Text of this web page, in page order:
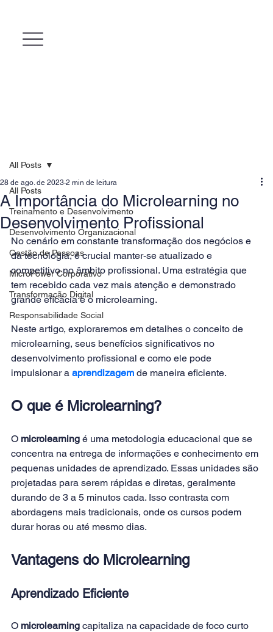
All Posts
Treinamento e Desenvolvimento
Desenvolvimento Organizacional
Gestão de Pessoas
MicroPower Corporativo
Transformação Digital
Responsabilidade Social
All Posts
A Importância do Microlearning no
Desenvolvimento Profissional
28 de ago. de 2023 2 min de leitura
No cenário em constante transformação dos negócios e
da tecnologia, é crucial manter-se atualizado e
competitivo no âmbito profissional. Uma estratégia que
tem recebido cada vez mais atenção e demonstrado
grande eficácia é o microlearning.
Neste artigo, exploraremos em detalhes o conceito de
microlearning, seus benefícios significativos no
desenvolvimento profissional e como ele pode
impulsionar a aprendizagem de maneira eficiente.
O que é Microlearning?
O microlearning é uma metodologia educacional que se
concentra na entrega de informações e conhecimento em
pequenas unidades de aprendizado. Essas unidades são
projetadas para serem rápidas e diretas, geralmente
durando de 3 a 5 minutos cada. Isso contrasta com
abordagens mais tradicionais, onde os cursos podem
durar horas ou até mesmo dias.
Vantagens do Microlearning
Aprendizado Eficiente
O microlearning capitaliza na capacidade de foco curto